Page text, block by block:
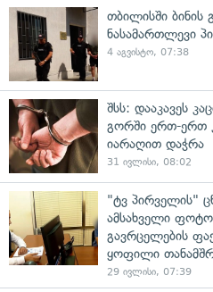
თბილისში ბინის
ნასამართლევი
4 აგვისტო, 07:38
შსს: დააკავეს
გორში ერთ-ერთ
იარაღით დაჭრა
31 ივლისი, 08:02
"ტვ პირველის"
ამსახველი
გავრცელების
ყოფილი
29 ივლისი, 07:39